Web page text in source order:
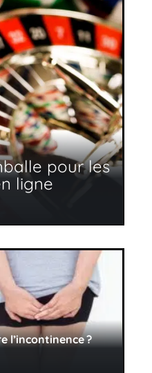
pour les
ligne
l’incontinence ?